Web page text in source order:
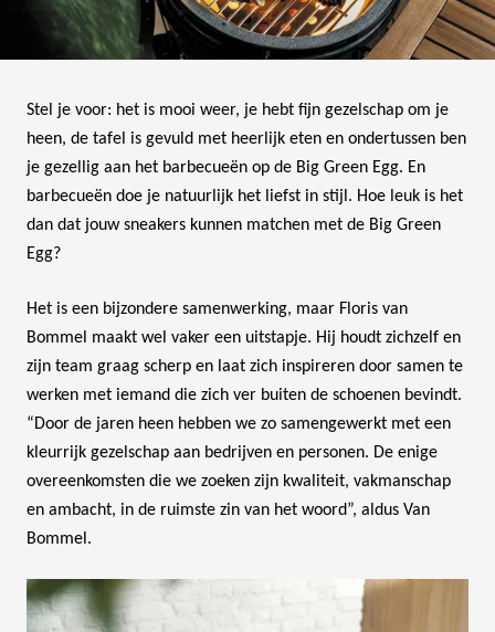
Stel je voor: het is mooi weer, je hebt fijn gezelschap om je
heen, de tafel is gevuld met heerlijk eten en ondertussen ben
je gezellig aan het barbecueën op de Big Green Egg. En
barbecueën doe je natuurlijk het liefst in stijl. Hoe leuk is het
dan dat jouw sneakers kunnen matchen met de Big Green
Egg?
Het is een bijzondere samenwerking, maar Floris van
Bommel maakt wel vaker een uitstapje. Hij houdt zichzelf en
zijn team graag scherp en laat zich inspireren door samen te
werken met iemand die zich ver buiten de schoenen bevindt.
“Door de jaren heen hebben we zo samengewerkt met een
kleurrijk gezelschap aan bedrijven en personen. De enige
overeenkomsten die we zoeken zijn kwaliteit, vakmanschap
en ambacht, in de ruimste zin van het woord”, aldus Van
Bommel.